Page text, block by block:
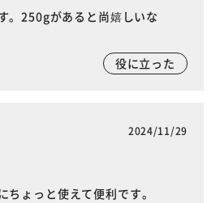
。250gがあると尚嬉しいな
役に立った
2024/11/29
ちょっと使えて便利です。